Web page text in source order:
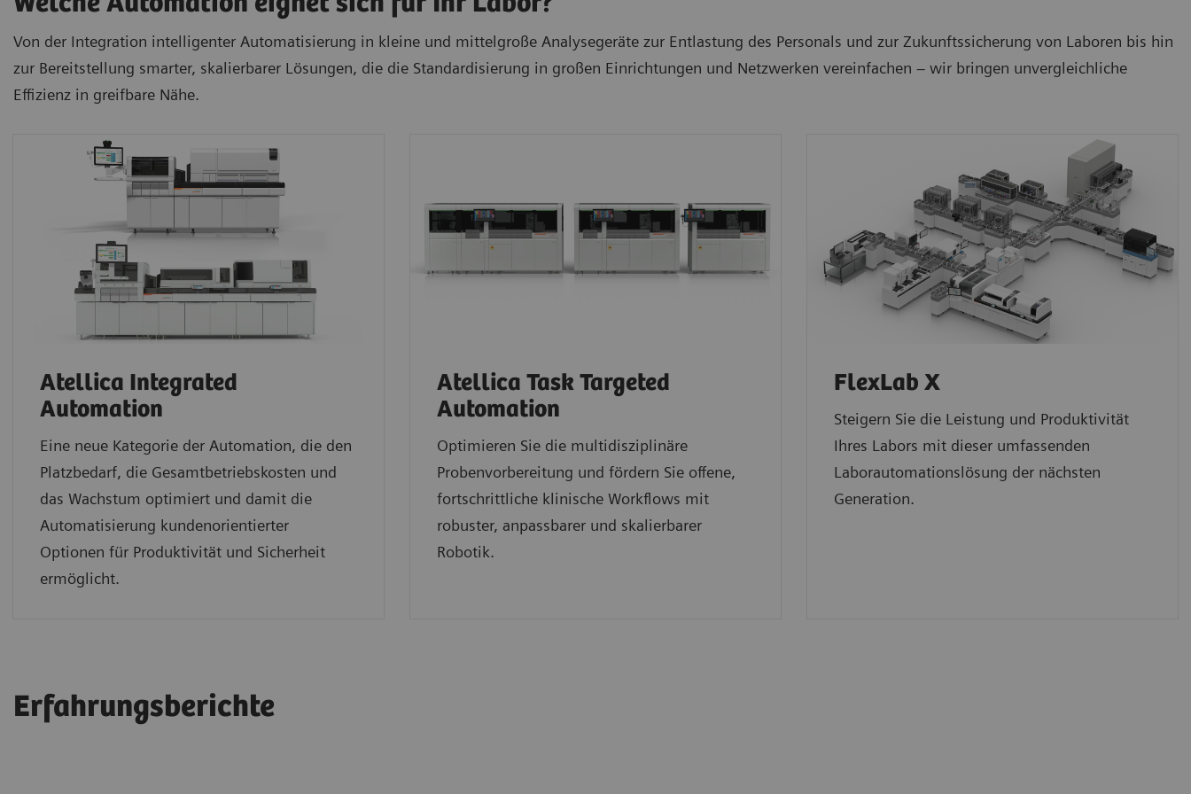
Von der Integration intelligenter Automatisierung in kleine und mittelgroße Analysegeräte zur Entlastung des Personals und zur Zukunftssicherung von Laboren bis hin
zur Bereitstellung smarter, skalierbarer Lösungen, die die Standardisierung in großen Einrichtungen und Netzwerken vereinfachen – wir bringen unvergleichliche
Effizienz in greifbare Nähe.
Atellica Integrated
Automation
Eine neue Kategorie der Automation, die den
Platzbedarf, die Gesamtbetriebskosten und
das Wachstum optimiert und damit die
Automatisierung kundenorientierter
Optionen für Produktivität und Sicherheit
ermöglicht.
Atellica Task Targeted
Automation
Optimieren Sie die multidisziplinäre
Probenvorbereitung und fördern Sie offene,
fortschrittliche klinische Workflows mit
robuster, anpassbarer und skalierbarer
Robotik.
FlexLab X
Steigern Sie die Leistung und Produktivität
Ihres Labors mit dieser umfassenden
Laborautomationslösung der nächsten
Generation.
Erfahrungsberichte